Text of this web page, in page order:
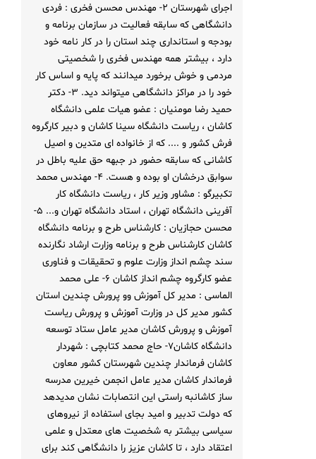
اجرای شهرستان ۲- مهندس محسن فخری : فردی
دانشگاهی که سابقه فعالیت در سازمان برنامه و
بودجه و استانداری چند استان را در کار نامه خود
دارد ، بیشتر همه مهندس فخری را شخصیتی
مردمی و خوش برخورد میدانند که پایه و اساس کار
خود را در مراکز دانشگاهی میتواند دید. ۳- دکتر
حمید رضا مومنیان : عضو هیات علمی دانشگاه
کاشان ، ریاست دانشگاه سینا کاشان و دبیر کارگروه
فرش کشور و .... که از خانواده ای متدین و اصیل
کاشانی که سابقه حضور در جبهه حق علیه باطل در
سوابق درخشان او بوده و هست. ۴- مهندس محمد
تکبیرگو : مشاور وزیر کار ، ریاست دانشگاه کار
آفرینی دانشگاه تهران ، استاد دانشگاه تهران و... ۵-
محسن حجازیان : کارشناس طرح و برنامه دانشگاه
کاشان کارشناس طرح و برنامه وزارت ارشاد نگارنده
سند چشم انداز وزارت علوم و تحقیقات و فناوری
عضو کارگروه چشم انداز کاشان ۶- علی محمد
الماسی : مدیر کل آموزش وو پرورش چندین استان
کشور مدیر کل در وزارت آموزش و پرورش ریاست
آموزش و پرورش کاشان مدیر عامل ستاد توسعه
دانشگاه کاشان۷- حاج محمد کتابچی : شهردار
کاشان فرماندار چندین شهرستان کشور معاون
فرماندار کاشان مدیر عامل انجمن خیرین مدرسه
ساز کاشانبه راستی این انتصابات نشان مدیدهد
که دولت تدبیر و امید بجای استفاده از نیروهای
سیاسی بیشتر به شخصیت های معتدل و علمی
اعتقاد دارد ، تا کاشان عزیز را دانشگاهی کند برای